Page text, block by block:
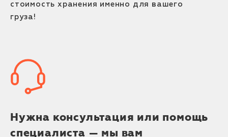
стоимость хранения именно для вашего
груза!
Нужна консультация или помощь
специалиста — мы вам